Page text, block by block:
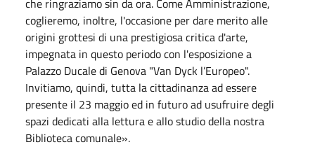
coglieremo, inoltre, l'occasione per dare merito alle
origini grottesi di una prestigiosa critica d'arte,
impegnata in questo periodo con l'esposizione a
Palazzo Ducale di Genova "Van Dyck l’Europeo".
Invitiamo, quindi, tutta la cittadinanza ad essere
presente il 23 maggio ed in futuro ad usufruire degli
spazi dedicati alla lettura e allo studio della nostra
Biblioteca comunale».